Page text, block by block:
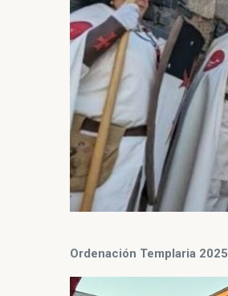
Ordenación Templaria 2025